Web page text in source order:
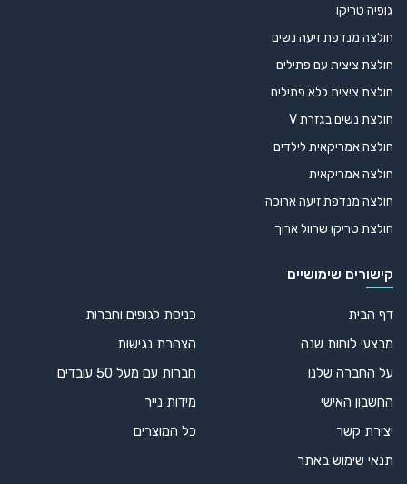
גופיה טריקו
חולצה מנדפת זיעה נשים
חולצת ציצית עם פתילים
חולצת ציצית ללא פתילים
חולצת נשים בגזרת V
חולצה אמריקאית לילדים
חולצה אמריקאית
חולצה מנדפת זיעה ארוכה
חולצת טריקו שרוול ארוך
קישורים שימושיים
דף הבית
מבצעי לוחות שנה
על החברה שלנו
החשבון האישי
יצירת קשר
תנאי שימוש באתר
כניסת לגופים וחברות
הצהרת נגישות
חברות עם מעל 50 עובדים
מידות נייר
כל המוצרים